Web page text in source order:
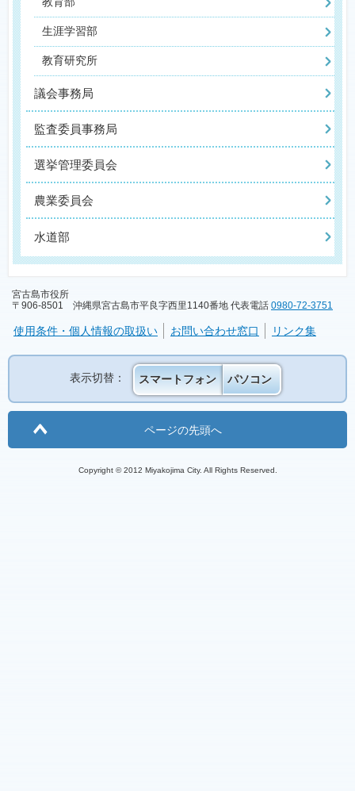
生涯学習部
教育研究所
議会事務局
監査委員事務局
選挙管理委員会
農業委員会
水道部
宮古島市役所
〒906-8501 沖縄県宮古島市平良字西里1140番地 代表電話 0980-72-3751
使用条件・個人情報の取扱い お問い合わせ窓口 リンク集
表示切替： スマートフォン パソコン
ページの先頭へ
Copyright © 2012 Miyakojima City. All Rights Reserved.